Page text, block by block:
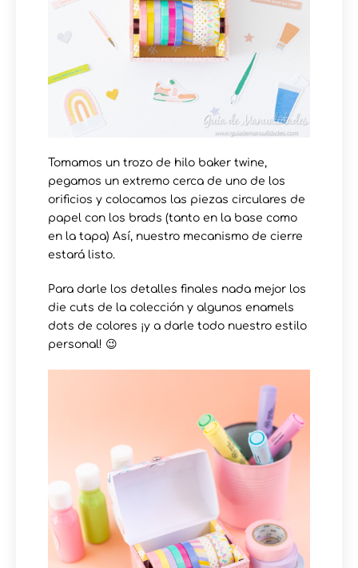
Tomamos un trozo de hilo baker twine,
pegamos un extremo cerca de uno de los
orificios y colocamos las piezas circulares de
papel con los brads (tanto en la base como
en la tapa) Así, nuestro mecanismo de cierre
estará listo.
Para darle los detalles finales nada mejor los
die cuts de la colección y algunos enamels
dots de colores ¡y a darle todo nuestro estilo
personal! 😉